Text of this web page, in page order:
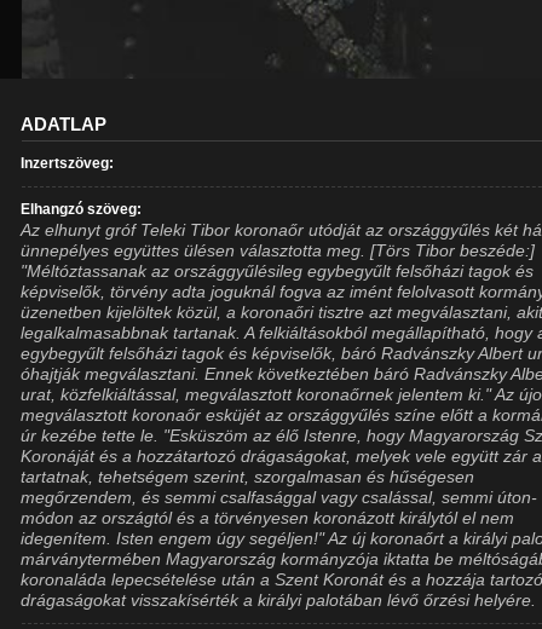
ADATLAP
Inzertszöveg:
Elhangzó szöveg:
Az elhunyt gróf Teleki Tibor koronaőr utódját az országgyűlés két
ünnepélyes együttes ülésen választotta meg. [Törs Tibor beszéde:]
"Méltóztassanak az országgyűlésileg egybegyűlt felsőházi tagok és
képviselők, törvény adta joguknál fogva az imént felolvasott
üzenetben kijelöltek közül, a koronaőri tisztre azt megválasztani,
legalkalmasabbnak tartanak. A felkiáltásokból megállapítható, hogy
egybegyűlt felsőházi tagok és képviselők, báró Radvánszky Albert
óhajtják megválasztani. Ennek következtében báró Radvánszky
urat, közfelkiáltással, megválasztott koronaőrnek jelentem ki." Az
megválasztott koronaőr esküjét az országgyűlés színe előtt a
úr kezébe tette le. "Esküszöm az élő Istenre, hogy Magyarország
Koronáját és a hozzátartozó drágaságokat, melyek vele együtt zár
tartatnak, tehetségem szerint, szorgalmasan és hűségesen
megőrzendem, és semmi csalfasággal vagy csalással, semmi úton-
módon az országtól és a törvényesen koronázott királytól el nem
idegenítem. Isten engem úgy segéljen!" Az új koronaőrt a királyi
márványtermében Magyarország kormányzója iktatta be
koronaláda lepecsételése után a Szent Koronát és a hozzája
drágaságokat visszakísérték a királyi palotában lévő őrzési helyére.